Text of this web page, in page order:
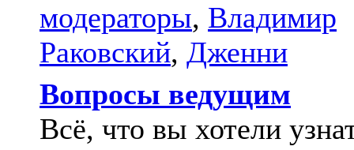
модераторы, Владимир
Раковский, Дженни
Вопросы ведущим
Всё, что вы хотели